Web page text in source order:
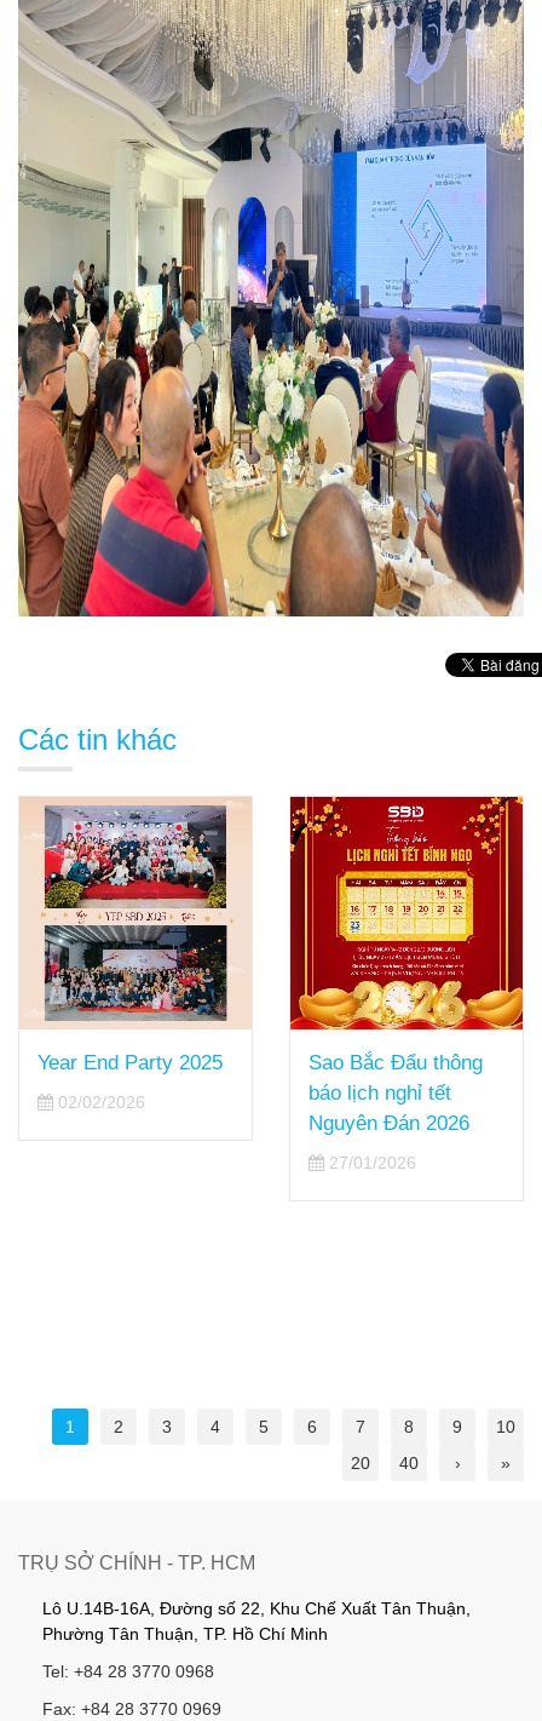
Các tin khác
Year End Party 2025
02/02/2026
Sao Bắc Đẩu thông
báo lịch nghỉ tết
Nguyên Đán 2026
27/01/2026
1 2 3 4 5 6 7 8 9
10
20
40 › »
TRỤ SỞ CHÍNH - TP. HCM
Lô U.14B-16A, Đường số 22, Khu Chế Xuất Tân Thuận,
Phường Tân Thuận, TP. Hồ Chí Minh
Tel: +84 28 3770 0968
Fax: +84 28 3770 0969